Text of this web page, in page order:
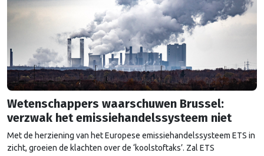
Wetenschappers waarschuwen Brussel:
verzwak het emissiehandelssysteem niet
Met de herziening van het Europese emissiehandelssysteem ETS in
zicht, groeien de klachten over de ‘koolstoftaks’. Zal ETS